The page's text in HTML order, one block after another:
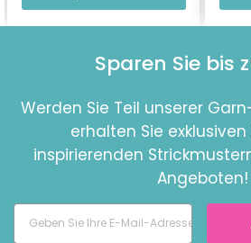
Sparen Sie bis
Werden Sie Teil unserer
erhalten Sie
inspirierenden
Angeboten!